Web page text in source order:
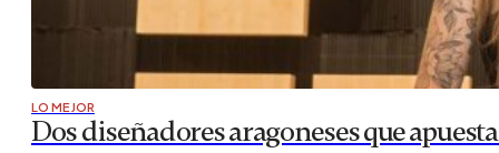
LO MEJOR
Dos diseñadores aragoneses que